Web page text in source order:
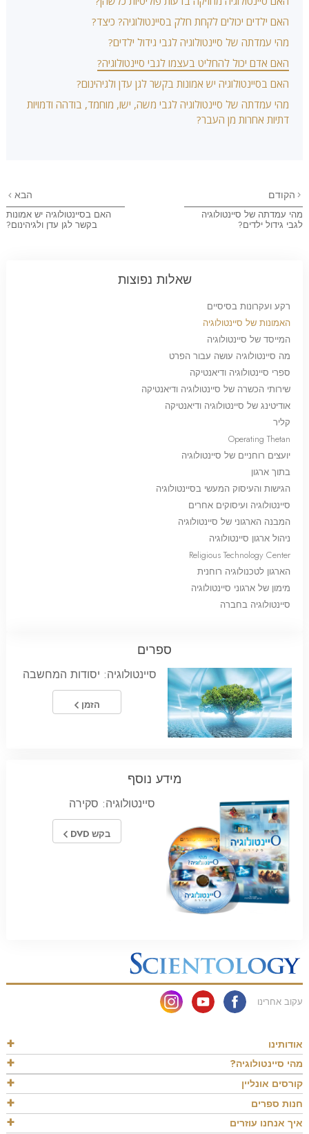
האם ילדים יכולים לקחת חלק בסיינטולוגיה? כיצד?
מהי עמדתה של סיינטולוגיה לגבי גידול ילדים?
האם אדם יכול להחליט בעצמו לגבי סיינטולוגיה?
האם בסיינטולוגיה יש אמונות בקשר לגן עדן ולגיהינום?
מהי עמדתה של סיינטולוגיה לגבי משה, ישו, מוחמד, בודהה ודמויות
דתיות אחרות מן העבר?
הקודם
מהי עמדתה של סיינטולוגיה
לגבי גידול ילדים?
הבא
האם בסיינטולוגיה יש אמונות
בקשר לגן עדן ולגיהינום?
שאלות נפוצות
רקע ועקרונות בסיסיים
האמונות של סיינטולוגיה
המייסד של סיינטולוגיה
מה סיינטולוגיה עושה עבור הפרט
ספרי סיינטולוגיה ודיאנטיקה
שירותי הכשרה של סיינטולוגיה ודיאנטיקה
אודיטינג של סיינטולוגיה ודיאנטיקה
קליר
Operating Thetan
יועצים רוחניים של סיינטולוגיה
בתוך ארגון
הגישות והעיסוק המעשי בסיינטולוגיה
סיינטולוגיה ועיסוקים אחרים
המבנה הארגוני של סיינטולוגיה
ניהול ארגון סיינטולוגיה
Religious Technology Center
הארגון לטכנולוגיה רוחנית
מימון של ארגוני סיינטולוגיה
סיינטולוגיה בחברה
ספרים
סיינטולוגיה: יסודות המחשבה
הזמן
מידע נוסף
סיינטולוגיה: סקירה
בקש DVD
עקוב אחרינו
אודותינו
מהי סיינטולוגיה?
קורסים אונליין
חנות ספרים
איך אנחנו עוזרים